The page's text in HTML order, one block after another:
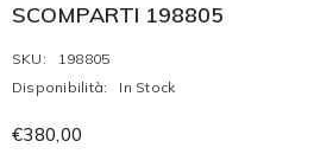
SCOMPARTI 198805
SKU:
198805
Disponibilità:
In Stock
€380,00